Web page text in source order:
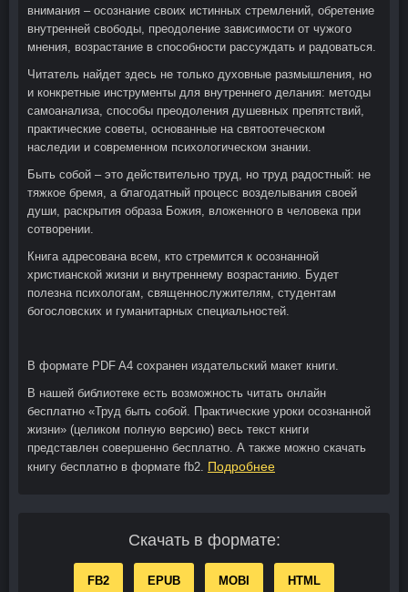
внимания – осознание своих истинных стремлений, обретение
внутренней свободы, преодоление зависимости от чужого
мнения, возрастание в способности рассуждать и радоваться.
Читатель найдет здесь не только духовные размышления, но
и конкретные инструменты для внутреннего делания: методы
самоанализа, способы преодоления душевных препятствий,
практические советы, основанные на святоотеческом
наследии и современном психологическом знании.
Быть собой – это действительно труд, но труд радостный: не
тяжкое бремя, а благодатный процесс возделывания своей
души, раскрытия образа Божия, вложенного в человека при
сотворении.
Книга адресована всем, кто стремится к осознанной
христианской жизни и внутреннему возрастанию. Будет
полезна психологам, священнослужителям, студентам
богословских и гуманитарных специальностей.
В формате PDF A4 сохранен издательский макет книги.
В нашей библиотеке есть возможность читать онлайн
бесплатно «Труд быть собой. Практические уроки осознанной
жизни» (целиком полную версию) весь текст книги
представлен совершенно бесплатно. А также можно скачать
книгу бесплатно в формате fb2. Подробнее
Скачать в формате:
FB2 EPUB MOBI HTML